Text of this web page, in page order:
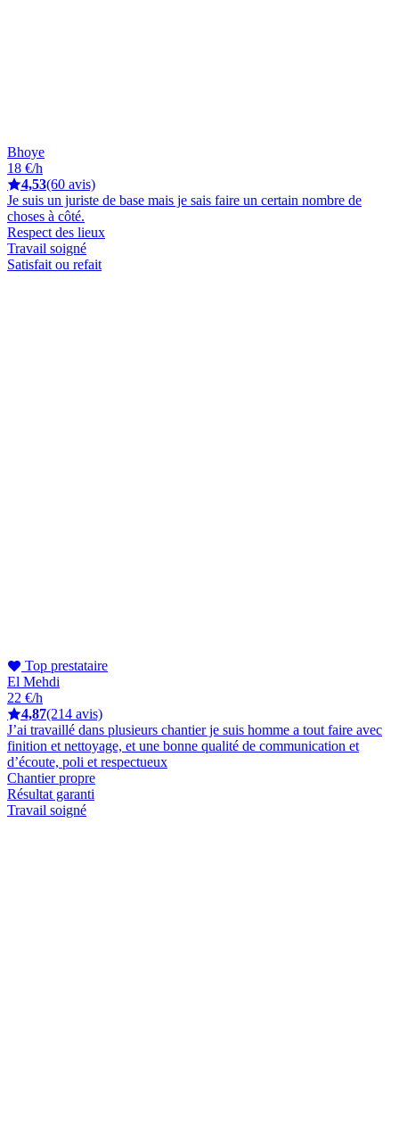
Bhoye
18 €/h
4,53(60 avis)
Je suis un juriste de base mais je sais faire un certain nombre de
choses à côté.
Respect des lieux
Travail soigné
Satisfait ou refait
Top prestataire
El Mehdi
22 €/h
4,87(214 avis)
J’ai travaillé dans plusieurs chantier je suis homme a tout faire avec
finition et nettoyage, et une bonne qualité de communication et
d’écoute, poli et respectueux
Chantier propre
Résultat garanti
Travail soigné